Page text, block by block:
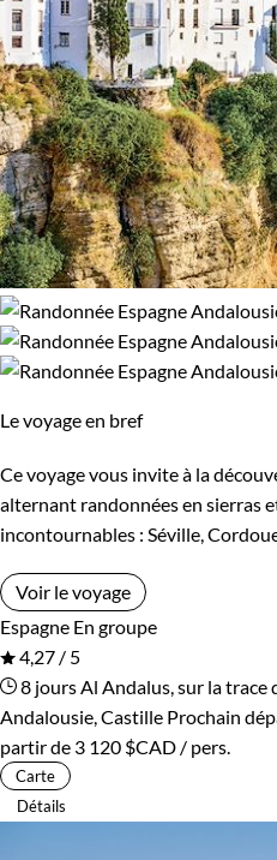
Le voyage en bref
Ce voyage vous invite à la
alternant randonnées en sierras
incontournables : Séville, Cordoue
Voir le voyage
Espagne En groupe
4,27 / 5
8 jours Al Andalus, sur la trace
Andalousie, Castille Prochain
partir de 3 120 $CAD / pers.
Carte
Détails